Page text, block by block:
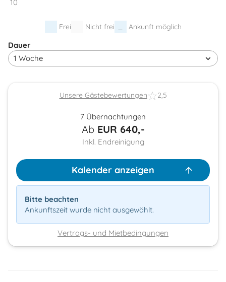
10
Frei Nicht frei Ankunft möglich
Dauer
Unsere Gästebewertungen 2,5
7 Übernachtungen
Ab EUR 640,-
Inkl. Endreinigung
Kalender anzeigen
Bitte beachten
Ankunftszeit wurde nicht ausgewählt.
Vertrags- und Mietbedingungen